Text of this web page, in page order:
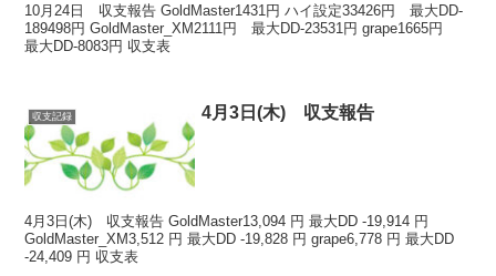
10月24日 収支報告 GoldMaster1431円 ハイ設定33426円 最大DD-
189498円 GoldMaster_XM2111円 最大DD-23531円 grape1665円
最大DD-8083円 収支表
収支記録 4月3日(木) 収支報告
4月3日(木) 収支報告 GoldMaster13,094 円 最大DD -19,914 円
GoldMaster_XM3,512 円 最大DD -19,828 円 grape6,778 円 最大DD
-24,409 円 収支表